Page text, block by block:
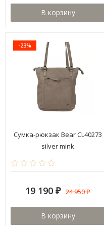
В корзину
-23%
Сумка-рюкзак Bear CL40273
silver mink
19 190 ₽ 24 950₽
В корзину